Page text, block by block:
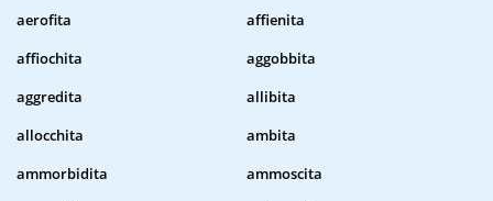
aerofita
affienita
affiochita
aggobbita
aggredita
allibita
allocchita
ambita
ammorbidita
ammoscita